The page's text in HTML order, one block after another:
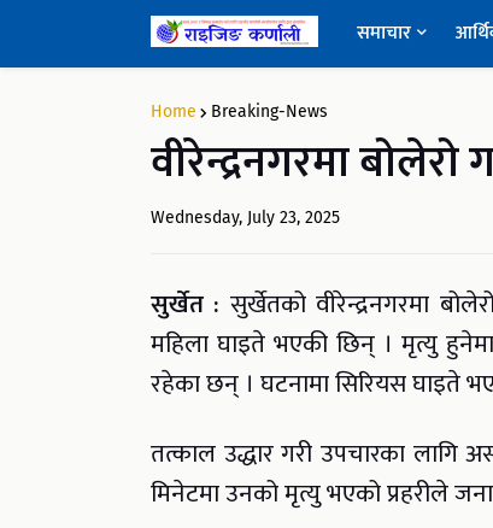
समाचार
Home Breaking-News
वीरेन्द्रनगरमा
Wednesday, July 23, 2025
सुर्खेत : सुर्खेतको वीरेन्द्रनगरमा
महिला घाइते भएकी छिन् । मृत्यु हुनेमा
रहेका छन् । घटनामा सिरियस घाइते
तत्काल उद्धार गरी उपचारका लागि
मिनेटमा उनको मृत्यु भएको प्रहरीले